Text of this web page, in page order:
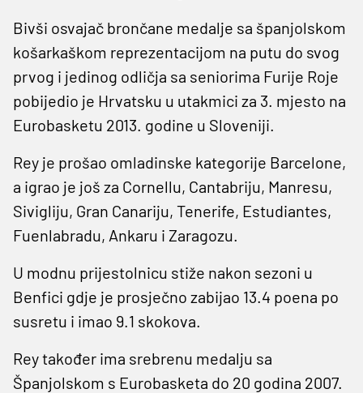
Bivši osvajač brončane medalje sa španjolskom
košarkaškom reprezentacijom na putu do svog
prvog i jedinog odličja sa seniorima Furije Roje
pobijedio je Hrvatsku u utakmici za 3. mjesto na
Eurobasketu 2013. godine u Sloveniji.
Rey je prošao omladinske kategorije Barcelone,
a igrao je još za Cornellu, Cantabriju, Manresu,
Sivigliju, Gran Canariju, Tenerife, Estudiantes,
Fuenlabradu, Ankaru i Zaragozu.
U modnu prijestolnicu stiže nakon sezoni u
Benfici gdje je prosječno zabijao 13.4 poena po
susretu i imao 9.1 skokova.
Rey također ima srebrenu medalju sa
Španjolskom s Eurobasketa do 20 godina 2007.